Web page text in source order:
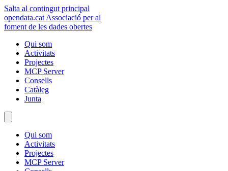
Salta al contingut principal
opendata.cat Associació per al
foment de les dades obertes
Qui som
Activitats
Projectes
MCP Server
Consells
Catàleg
Junta
Qui som
Activitats
Projectes
MCP Server